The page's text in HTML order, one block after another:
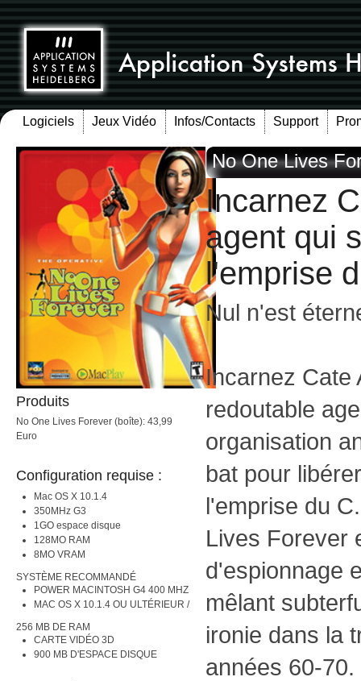
Logiciels Jeux Vidéo Infos/Contacts Support
Produits
No One Lives Forever (boîte): 43,99
Euro
Configuration requise :
Mac OS X 10.1.4
350MHz G3
1GO espace disque
128MO RAM
8MO VRAM
SYSTÈME RECOMMANDÉ
POWER MACINTOSH G4 400 MHZ
MAC OS X 10.1.4 OU ULTÉRIEUR /
256 MB DE RAM
CARTE VIDÉO 3D
900 MB D'ESPACE DISQUE
No One Lives
Incarnez
agent qui
l'emprise
Nul n'est
Incarnez Cate
redoutable
organisation
bat pour
l'emprise du
Lives Forever
d'espionnage
mêlant
ironie dans la
années 60-